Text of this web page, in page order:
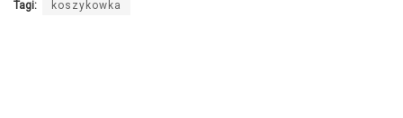
Tagi: koszykowka